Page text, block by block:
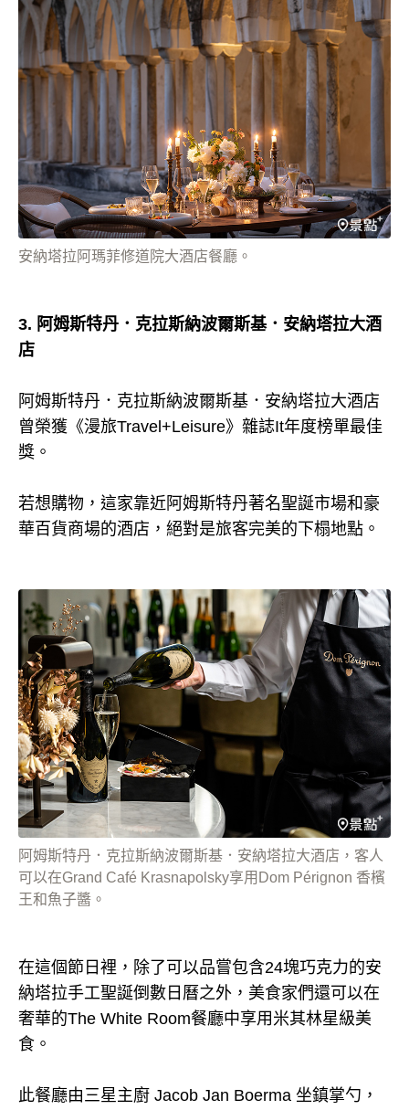
安納塔拉阿瑪菲修道院大酒店餐廳。
3. 阿姆斯特丹．克拉斯納波爾斯基．安納塔拉大酒
店
阿姆斯特丹．克拉斯納波爾斯基．安納塔拉大酒店
曾榮獲《漫旅Travel+Leisure》雜誌It年度榜單最佳
獎。
若想購物，這家靠近阿姆斯特丹著名聖誕市場和豪
華百貨商場的酒店，絕對是旅客完美的下榻地點。
阿姆斯特丹．克拉斯納波爾斯基．安納塔拉大酒店，客人
可以在Grand Café Krasnapolsky享用Dom Pérignon 香檳
王和魚子醬。
在這個節日裡，除了可以品嘗包含24塊巧克力的安
納塔拉手工聖誕倒數日曆之外，美食家們還可以在
奢華的The White Room餐廳中享用米其林星級美
食。
此餐廳由三星主廚 Jacob Jan Boerma 坐鎮掌勺，